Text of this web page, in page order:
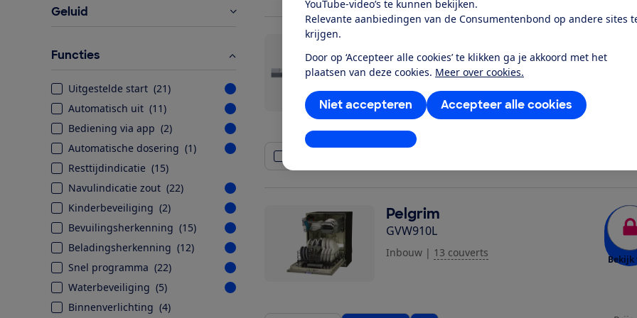
YouTube-video’s te kunnen bekijken.
Relevante aanbiedingen van de Consumentenbond op andere sites
krijgen.
Door op ‘Accepteer alle cookies’ te klikken ga je akkoord met het
plaatsen van deze cookies. Meer over cookies.
Accepteer alle cookies
Niet accepteren
Instellingen aanpassen
Geluid
Functies
Uitgestelde start (21)
Automatisch uit (11)
Bediening via app (2)
Automatische dosering (1)
Resttijdindicatie (15)
Navulindicatie zout (22)
Kinderbeveiliging (2)
Bevuilingsherkenning (15)
Beladingsherkenning (12)
Snel programma (22)
Waterbeveiliging (5)
Binnenverlichting (4)
GVW260L
13 couverts | Energieklasse C
Pelgrim
GVW910L
Inbouw | 13 couverts
Bekijk